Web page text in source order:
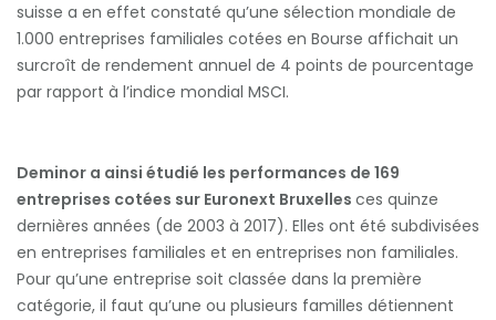
suisse a en effet constaté qu’une sélection mondiale de
1.000 entreprises familiales cotées en Bourse affichait un
surcroît de rendement annuel de 4 points de pourcentage
par rapport à l’indice mondial MSCI.
Deminor a ainsi étudié les performances de 169
entreprises cotées sur Euronext Bruxelles ces quinze
dernières années (de 2003 à 2017). Elles ont été subdivisées
en entreprises familiales et en entreprises non familiales.
Pour qu’une entreprise soit classée dans la première
catégorie, il faut qu’une ou plusieurs familles détiennent